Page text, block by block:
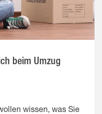
beim Umzug
wissen, was Sie